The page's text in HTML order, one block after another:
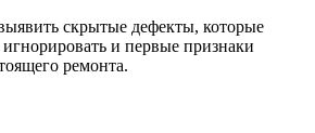
скрытые дефекты, которые
и первые признаки
ремонта.